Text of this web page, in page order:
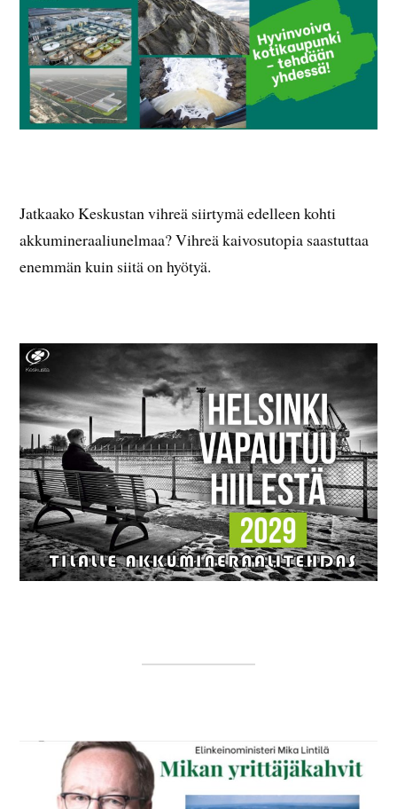
Jatkaako Keskustan vihreä siirtymä edelleen kohti
akkumineraaliunelmaa? Vihreä kaivosutopia saastuttaa
enemmän kuin siitä on hyötyä.